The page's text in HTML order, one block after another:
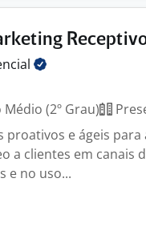
Médio (2º Grau)
proativos e ágeis
a clientes em canais
e no uso...